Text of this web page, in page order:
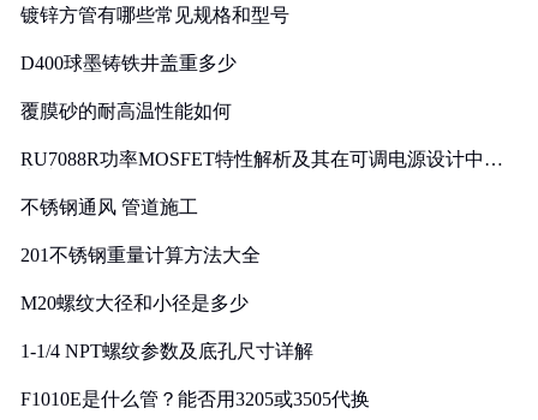
镀锌方管有哪些常见规格和型号
D400球墨铸铁井盖重多少
覆膜砂的耐高温性能如何
RU7088R功率MOSFET特性解析及其在可调电源设计中的
不锈钢通风 管道施工
201不锈钢重量计算方法大全
M20螺纹大径和小径是多少
1-1/4 NPT螺纹参数及底孔尺寸详解
F1010E是什么管？能否用3205或3505代换